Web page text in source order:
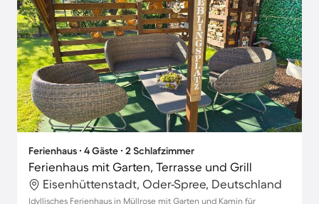
Ferienhaus ∙ 4 Gäste ∙ 2 Schlafzimmer
Ferienhaus mit Garten, Terrasse und Grill
Eisenhüttenstadt, Oder-Spree, Deutschland
Idyllisches Ferienhaus in Müllrose mit Garten und Kamin für